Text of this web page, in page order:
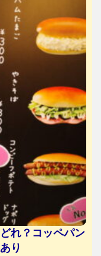
れ？コッペパン
り